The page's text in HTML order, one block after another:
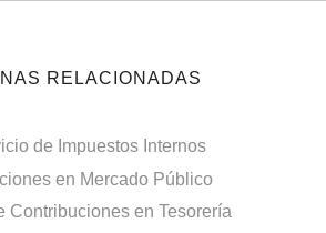
RELACIONADAS
de Impuestos Internos
en Mercado Público
Contribuciones en Tesorería